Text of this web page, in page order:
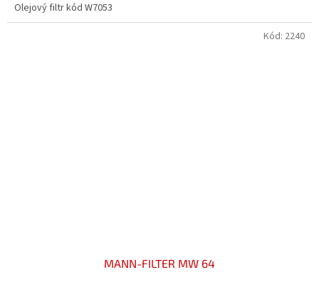
z
5
Olejový filtr kód W7053
MANN-FILTER MW 64
Kód: 2240